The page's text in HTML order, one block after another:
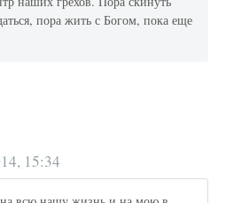
пора жить с Богом, пока еще
15:34